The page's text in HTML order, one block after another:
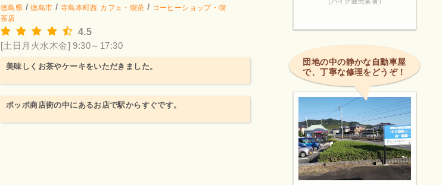
徳島県 /徳島市 / 寺島本町西 カフェ・喫茶 / コーヒーショップ・喫
茶店
4.5
[土日月火水木金] 9:30～17:30
美味しくお茶やケーキをいただきました。
ポッポ商店街の中にあるお店で駅からすぐです。
団地の中の静かな自動車屋
で、丁寧な修理をどうぞ！